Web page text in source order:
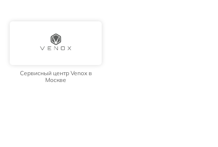
Сервисный центр Venox в
Москве